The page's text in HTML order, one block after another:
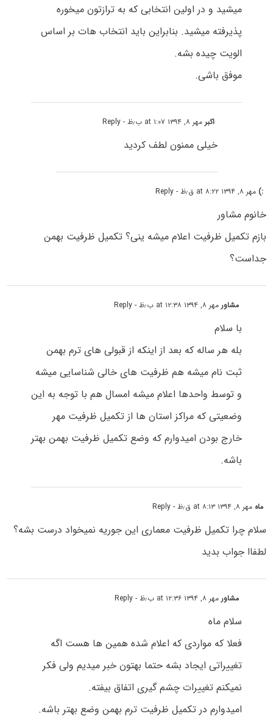
میشید و در اولین انتخابی که به ترازتون میخوره
پذیرفته میشید. بنابراین باید انتخاب هات بر اساس
الویت چیده بشه.
موفق باشی.
اکبرمهر ۸, ۱۳۹۴ at ۱:۰۷ ب٫ظ - Reply
خیلی ممنون لطف کردید
:) مهر ۸, ۱۳۹۴ at ۸:۲۲ ق٫ظ - Reply
خانوم مشاور
بازم تکمیل ظرفیت اعلام میشه ینی؟ تکمیل ظرفیت بهمن
جداست؟
مشاورمهر ۸, ۱۳۹۴ at ۱۲:۳۸ ب٫ظ - Reply
با سلام
بله هر ساله که بعد از اینکه از قبولی های ترم بهمن
ثبت نام میشه هم ظرفیت های خالی شناسایی میشه
و توسط واحدها اعلام میشه امسال هم با توجه به این
وضعیتی که مراکز استان ها از تکمیل ظرفیت مهر
خارج بودن امیدوارم که وضع تکمیل ظرفیت بهمن بهتر
باشه.
ماه مهر ۸, ۱۳۹۴ at ۸:۱۳ ق٫ظ - Reply
سلام چرا تکمیل ظرفیت معماری این جوریه نمیخواد درست بشه؟
لطفاا جواب بدید
مشاورمهر ۸, ۱۳۹۴ at ۱۲:۳۶ ب٫ظ - Reply
سلام ماه
فعلا که مواردی که اعلام شده همین ها هست اگه
تغییراتی ایجاد بشه حتما بهتون خبر میدیم ولی فکر
نمیکنم تغییرات چشم گیری اتفاق بیفته.
امیدوارم در تکمیل ظرفیت ترم بهمن وضع بهتر باشه.